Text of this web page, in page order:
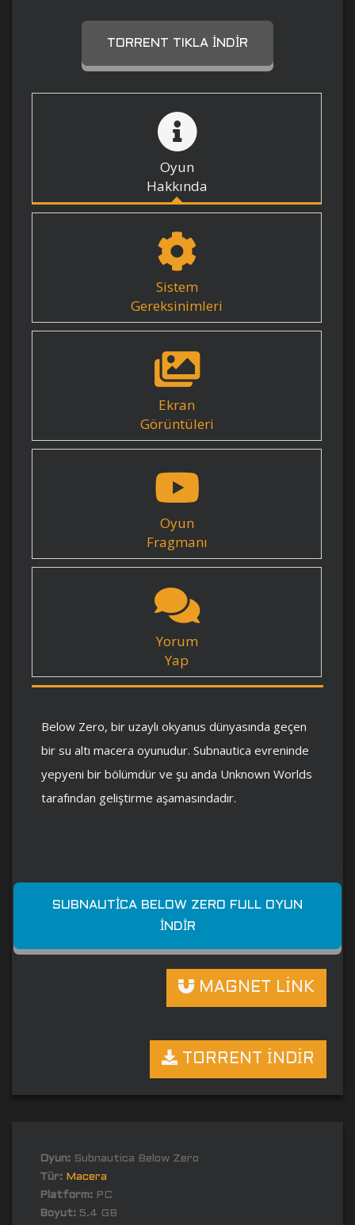
TORRENT TIKLA İNDIR
Oyun
Hakkında
Sistem
Gereksinimleri
Ekran
Görüntüleri
Oyun
Fragmanı
Yorum
Yap
Below Zero, bir uzaylı okyanus dünyasında geçen
bir su altı macera oyunudur. Subnautica evreninde
yepyeni bir bölümdür ve şu anda Unknown Worlds
tarafından geliştirme aşamasındadır.
SUBNAUTICA BELOW ZERO FULL OYUN
İNDIR
MAGNET LİNK
TORRENT İNDİR
Oyun: Subnautica Below Zero
Tür: Macera
Platform: PC
Boyut: 5.4 GB